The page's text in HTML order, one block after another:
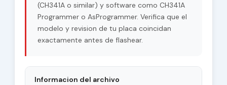
(CH341A o similar) y software como CH341A
Programmer o AsProgrammer. Verifica que el
modelo y revision de tu placa coincidan
exactamente antes de flashear.
Informacion del archivo